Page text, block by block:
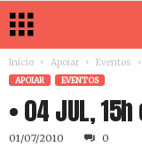
Início Apoiar Eventos
APOIAR EVENTOS
• 04 JUL,
01/07/2010 0